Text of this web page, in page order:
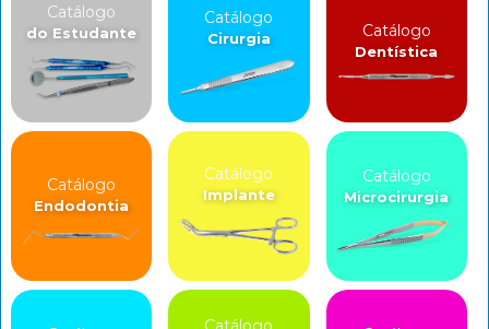
Catálogo
do Estudante
Catálogo
Cirurgia Catálogo
Dentística
Catálogo
Endodontia
Catálogo
Implante
Catálogo
Microcirurgia